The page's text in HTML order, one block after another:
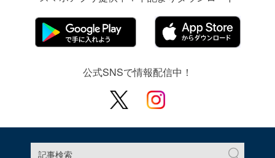
公式SNSで情報配信中！
記事検索